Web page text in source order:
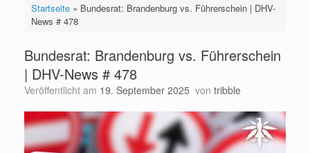
Startseite» Bundesrat: Brandenburg vs. Führerschein | DHV-
News # 478
Bundesrat: Brandenburg vs. Führerschein
| DHV-News # 478
Veröffentlicht am 19. September 2025 von tribble